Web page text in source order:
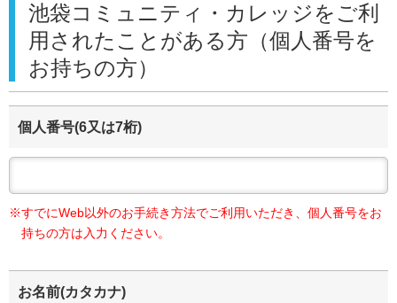
池袋コミュニティ・カレッジをご利
用されたことがある方 （個人番号を
お持ちの方）
個人番号(6又は7桁)
すでにWeb以外のお手続き方法でご利用いただき、個人番号をお
持ちの方は入力ください。
お名前(カタカナ)